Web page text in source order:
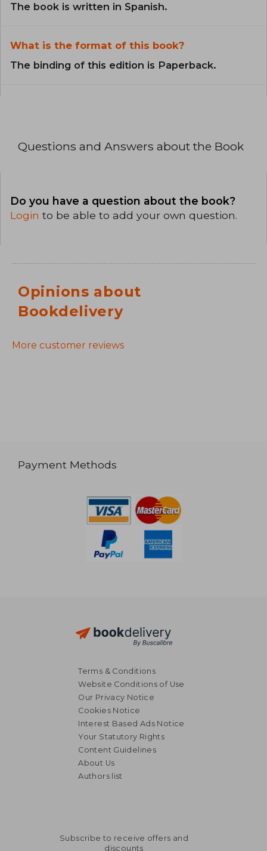
The book is written in Spanish.
What is the format of this book?
The binding of this edition is Paperback.
Questions and Answers about the Book
Do you have a question about the book?
Login to be able to add your own question.
Opinions about
Bookdelivery
More customer reviews
Payment Methods
Terms & Conditions
Website Conditions of Use
Our Privacy Notice
Cookies Notice
Interest Based Ads Notice
Your Statutory Rights
Content Guidelines
About Us
Authors list
Subscribe to receive offers and
discounts